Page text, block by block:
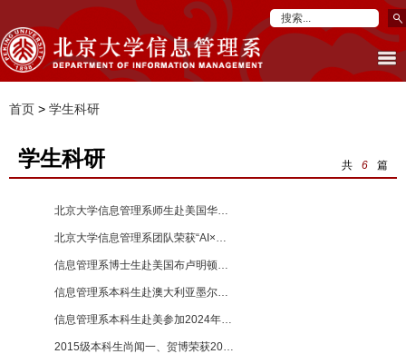
首页 > 学生科研
学生科研 共 6 篇
北京大学信息管理系师生赴美国华盛顿参加ASIS&T（2025）会议 【2025-12-01】
北京大学信息管理系团队荣获“AI×国学”创新实践大赛铜奖 【2025-09-23】
信息管理系博士生赴美国布卢明顿参加2025年iConference会议 【2025-04-03】
信息管理系本科生赴澳大利亚墨尔本参加2025年信息交互与检索会议（CHIIR） 【2025-03-27】
信息管理系本科生赴美参加2024年国际计算机学会信息与知识管理大会（CIKM） 【2024-10-29】
2015级本科生尚闻一、贺博荣获2017年哈佛大学燕京图书馆Fong Prize 【2018-03-13】